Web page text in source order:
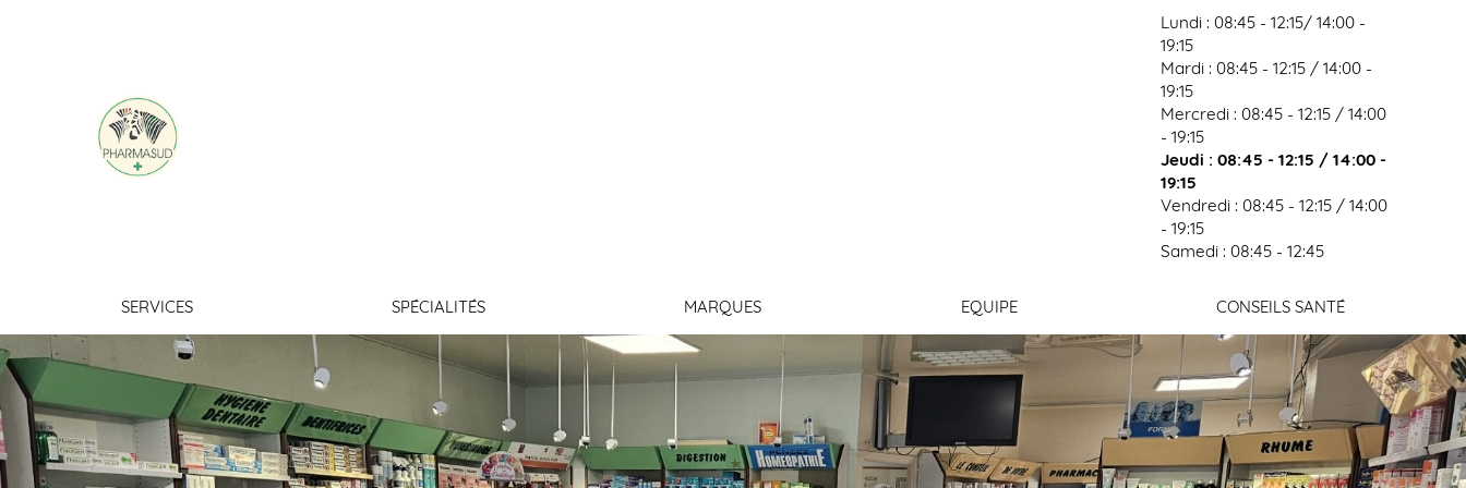
Lundi : 08:45 - 12:15/ 14:00 -
19:15
Mardi : 08:45 - 12:15 / 14:00 -
19:15
Mercredi : 08:45 - 12:15 / 14:00
- 19:15
Jeudi : 08:45 - 12:15 / 14:00 -
19:15
Vendredi : 08:45 - 12:15 / 14:00
- 19:15
Samedi : 08:45 - 12:45
SERVICES SPÉCIALITÉS MARQUES EQUIPE CONSEILS SANTÉ